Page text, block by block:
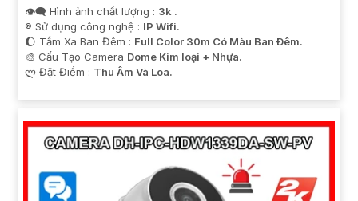
👁️‍🗨 Hình ảnh chất lượng : 3k .
®️ Sử dụng công nghệ : IP Wifi.
🌔 Tầm Xa Ban Đêm : Full Color 30m Có Màu Ban Ðêm.
🎨 Cấu Tạo Camera Dome Kim loại + Nhựa.
️ლ Đặt Điểm : Thu Âm Và Loa.